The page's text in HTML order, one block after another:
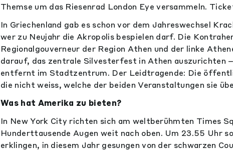
Themse um das Riesenrad London Eye versammeln.
In Griechenland gab es schon vor dem Jahreswechsel
wer zu Neujahr die Akropolis bespielen darf. Die
Regionalgouverneur der Region Athen und der linke
darauf, das zentrale Silvesterfest in Athen auszurichten
entfernt im Stadtzentrum. Der Leidtragende: Die
die nicht weiss, welche der beiden Veranstaltungen sie
Was hat Amerika zu bieten?
In New York City richten sich am weltberühmten Times
Hunderttausende Augen weit nach oben. Um 23.55 Uhr
erklingen, in diesem Jahr gesungen von der schwarzen